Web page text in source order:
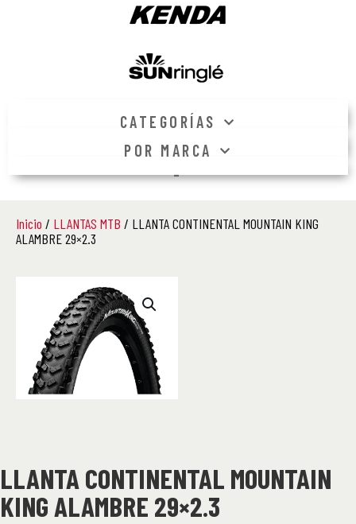
CATEGORÍAS
POR MARCA
–
Inicio / LLANTAS MTB / LLANTA CONTINENTAL MOUNTAIN KING
ALAMBRE 29×2.3
LLANTA CONTINENTAL MOUNTAIN
KING ALAMBRE 29×2.3